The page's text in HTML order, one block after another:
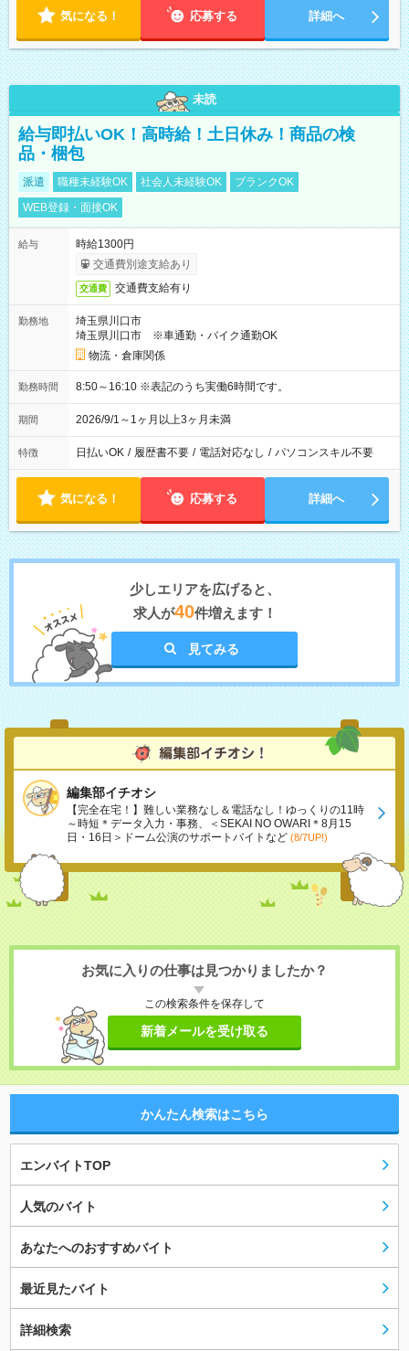
気になる！ 応募する 詳細へ
未読
給与即払いOK！高時給！土日休み！商品の検
品・梱包
派遣 職種未経験OK 社会人未経験OK
ブランクOK
WEB登録・面接OK
給与
時給1300円
交通費別途支給あり
交通費 交通費支給有り
勤務地
埼玉県川口市
埼玉県川口市 ※車通勤・バイク通勤OK
物流・倉庫関係
勤務時間 8:50～16:10 ※表記のうち実働6時間です。
期間 2026/9/1～1ヶ月以上3ヶ月未満
特徴 日払いOK / 履歴書不要 / 電話対応なし / パソコンスキル不要
気になる！ 応募する 詳細へ
少しエリアを広げると、
求人が40件増えます！
見てみる
編集部イチオシ
【完全在宅！】難しい業務なし＆電話なし！ゆっくりの11時
～時短＊データ入力・事務、＜SEKAI NO OWARI＊8月15
日・16日＞ドーム公演のサポートバイトなど (8/7UP!)
お気に入りの仕事は見つかりましたか？
この検索条件を保存して
新着メールを受け取る
かんたん検索はこちら
エンバイトTOP
人気のバイト
あなたへのおすすめバイト
最近見たバイト
詳細検索